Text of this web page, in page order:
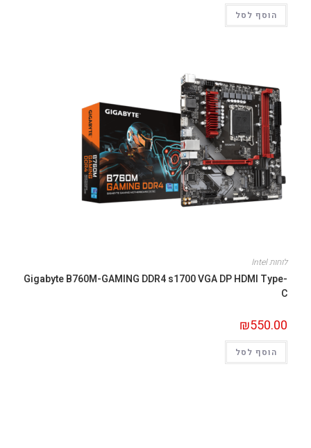
הוסף לסל
לוחות Intel
Gigabyte B760M-GAMING DDR4 s1700 VGA DP HDMI Type-
C
₪550.00
הוסף לסל